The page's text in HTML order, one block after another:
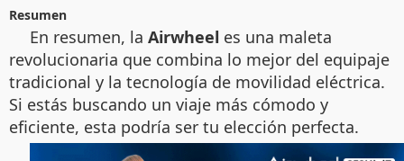
Resumen
En resumen, la Airwheel es una maleta
revolucionaria que combina lo mejor del equipaje
tradicional y la tecnología de movilidad eléctrica.
Si estás buscando un viaje más cómodo y
eficiente, esta podría ser tu elección perfecta.